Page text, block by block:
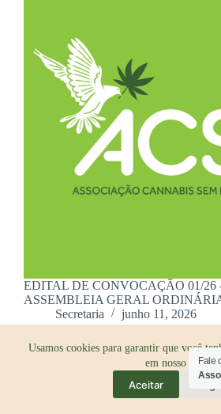
Usamos cookies para garantir que você
em nosso site.
Aceitar
EDITAL DE CONVOCAÇÃO 01/26
ASSEMBLEIA GERAL
Secretaria
junho 11, 2026
Fale